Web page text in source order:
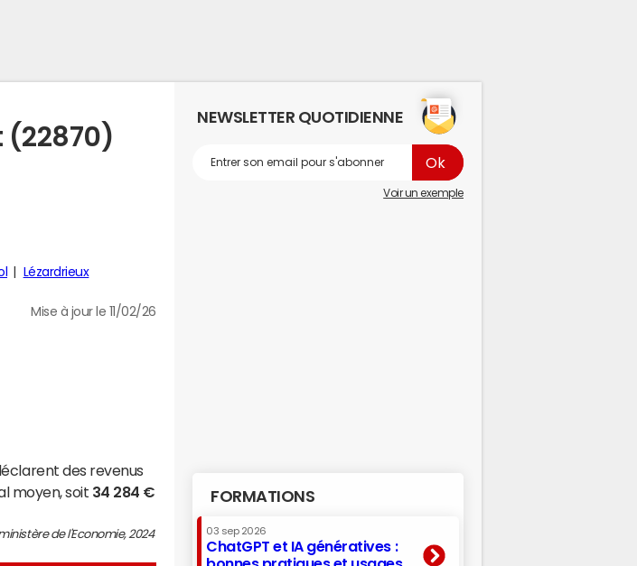
(22870)
Lézardrieux
Mise à jour le 11/02/26
des revenus
moyen, soit 34 284 €
de l'Economie, 2024
NEWSLETTER QUOTIDIENNE
Voir un exemple
FORMATIONS
03 sep 2026
ChatGPT et IA génératives :